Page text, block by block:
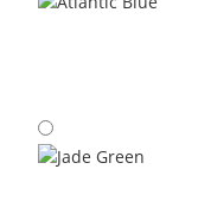
Atlantic Blue